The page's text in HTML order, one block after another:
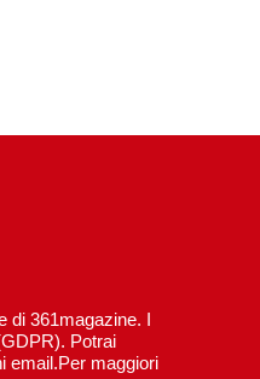
di 361magazine. I
Potrai
email.Per maggiori